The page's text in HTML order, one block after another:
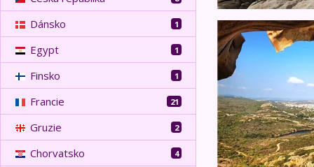
Dánsko 1
Egypt 1
Finsko 1
Francie 21
Gruzie 2
Chorvatsko 4
Sardinie, Korsika